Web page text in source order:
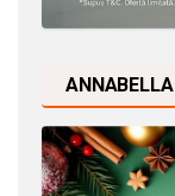
ANNABELLA